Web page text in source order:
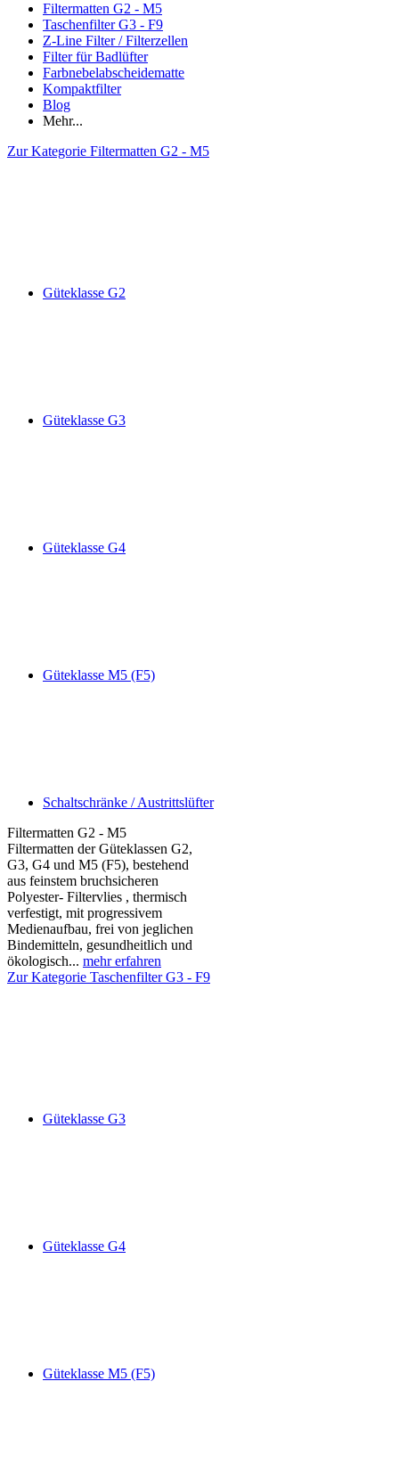
Filtermatten G2 - M5
Taschenfilter G3 - F9
Z-Line Filter / Filterzellen
Filter für Badlüfter
Farbnebelabscheidematte
Kompaktfilter
Blog
Mehr...
Zur Kategorie Filtermatten G2 - M5
Güteklasse G2
Güteklasse G3
Güteklasse G4
Güteklasse M5 (F5)
Schaltschränke / Austrittslüfter
Filtermatten G2 - M5
Filtermatten der Güteklassen G2,
G3, G4 und M5 (F5), bestehend
aus feinstem bruchsicheren
Polyester- Filtervlies , thermisch
verfestigt, mit progressivem
Medienaufbau, frei von jeglichen
Bindemitteln, gesundheitlich und
ökologisch... mehr erfahren
Zur Kategorie Taschenfilter G3 - F9
Güteklasse G3
Güteklasse G4
Güteklasse M5 (F5)